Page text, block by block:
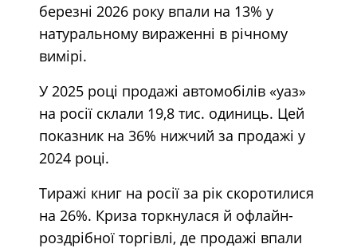
березні 2026 року впали на 13% у
натуральному вираженні в річному
вимірі.
У 2025 році продажі автомобілів «уаз»
на росії склали 19,8 тис. одиниць. Цей
показник на 36% нижчий за продажі у
2024 році.
Тиражі книг на росії за рік скоротилися
на 26%. Криза торкнулася й офлайн-
роздрібної торгівлі, де продажі впали